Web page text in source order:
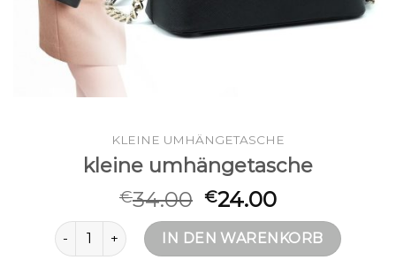
KLEINE UMHÄNGETASCHE
kleine umhängetasche
€34.00 €24.00
kleine umhängetasche Menge
IN DEN WARENKORB